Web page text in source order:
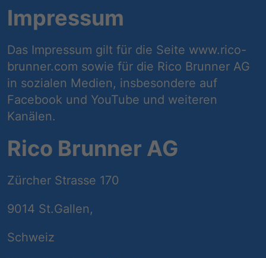
Impressum
Das Impressum gilt für die Seite www.rico-
brunner.com sowie für die Rico Brunner AG
in sozialen Medien, insbesondere auf
Facebook und YouTube und weiteren
Kanälen.
Rico Brunner AG
Zürcher Strasse 170
9014 St.Gallen,
Schweiz